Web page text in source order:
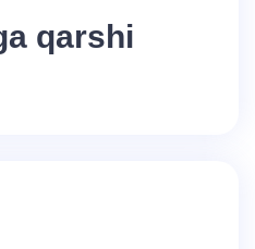
qarshi